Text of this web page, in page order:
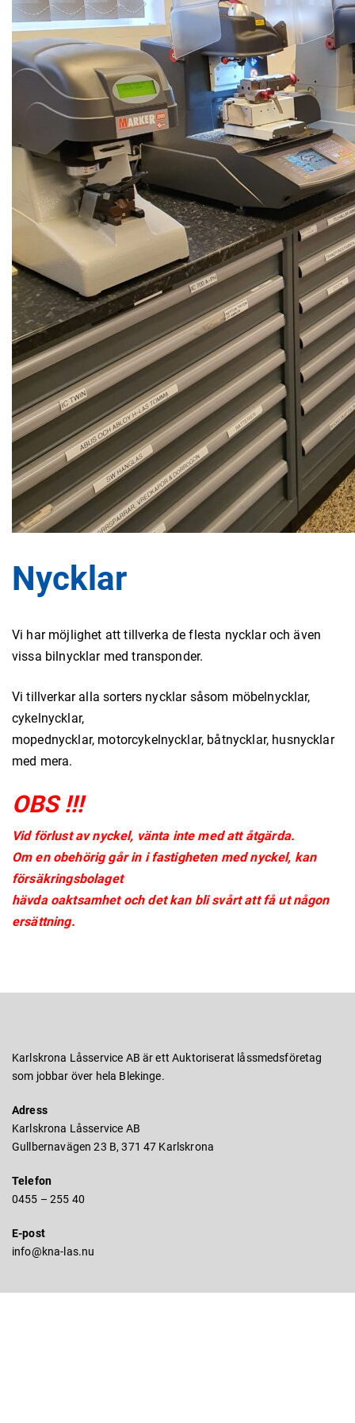
Nycklar
Vi har möjlighet att tillverka de flesta nycklar och även
vissa bilnycklar med transponder.
Vi tillverkar alla sorters nycklar såsom möbelnycklar,
cykelnycklar,
mopednycklar, motorcykelnycklar, båtnycklar, husnycklar
med mera.
OBS !!!
Vid förlust av nyckel, vänta inte med att åtgärda.
Om en obehörig går in i fastigheten med nyckel, kan
försäkringsbolaget
hävda oaktsamhet och det kan bli svårt att få ut någon
ersättning.
Karlskrona Låsservice AB är ett Auktoriserat låssmedsföretag
som jobbar över hela Blekinge.
Adress
Karlskrona Låsservice AB
Gullbernavägen 23 B, 371 47 Karlskrona
Telefon
0455 – 255 40
E-post
info@kna-las.nu